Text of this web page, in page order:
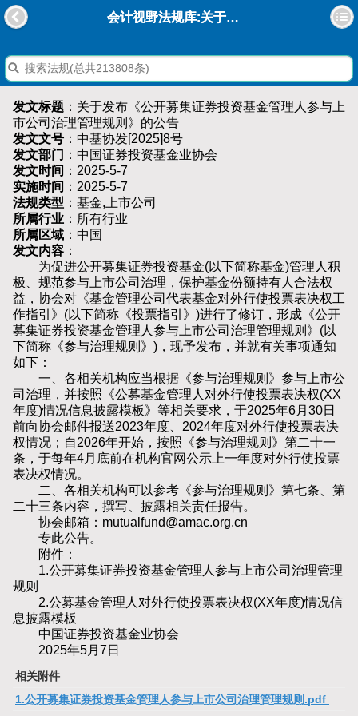
会计视野法规库:关于发布《公开募集证券投资基金管理人参与上市公司治理管理规则》的公告
发文标题 ：关于发布《公开募集证券投资基金管理人参与上
市公司治理管理规则》的公告
发文文号 ：中基协发[2025]8号
发文部门 ：中国证券投资基金业协会
发文时间 ：2025-5-7
实施时间 ：2025-5-7
法规类型 ：基金,上市公司
所属行业 ：所有行业
所属区域 ：中国
发文内容 ：
为促进公开募集证券投资基金(以下简称基金)管理人积
极、规范参与上市公司治理，保护基金份额持有人合法权
益，协会对《基金管理公司代表基金对外行使投票表决权工
作指引》(以下简称《投票指引》)进行了修订，形成《公开
募集证券投资基金管理人参与上市公司治理管理规则》(以
下简称《参与治理规则》)，现予发布，并就有关事项通知
如下：
一、各相关机构应当根据《参与治理规则》参与上市公
司治理，并按照《公募基金管理人对外行使投票表决权(XX
年度)情况信息披露模板》等相关要求，于2025年6月30日
前向协会邮件报送2023年度、2024年度对外行使投票表决
权情况；自2026年开始，按照《参与治理规则》第二十一
条，于每年4月底前在机构官网公示上一年度对外行使投票
表决权情况。
二、各相关机构可以参考《参与治理规则》第七条、第
二十三条内容，撰写、披露相关责任报告。
协会邮箱：mutualfund@amac.org.cn
专此公告。
附件：
1.公开募集证券投资基金管理人参与上市公司治理管理
规则
2.公募基金管理人对外行使投票表决权(XX年度)情况信
息披露模板
中国证券投资基金业协会
2025年5月7日
相关附件
1.公开募集证券投资基金管理人参与上市公司治理管理规则.pdf